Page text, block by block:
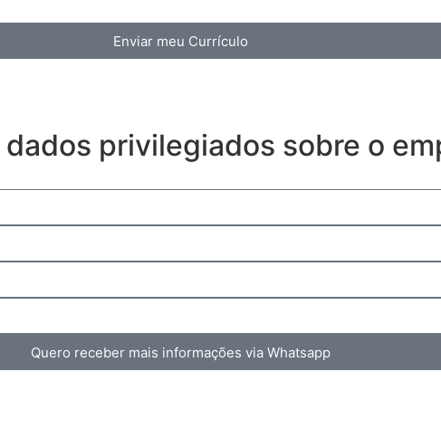
Enviar meu Currículo
privilegiados sobre o
Quero receber mais informações via Whatsapp